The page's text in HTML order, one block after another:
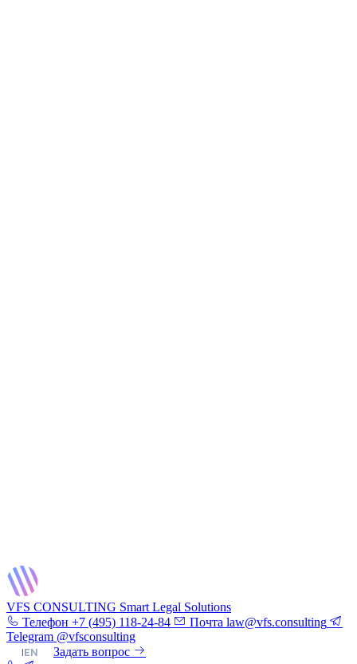
VFS CONSULTING Smart Legal Solutions
Телефон +7 (495) 118-24-84 Почта law@vfs.consulting
Telegram @vfsconsulting
|EN Задать вопрос